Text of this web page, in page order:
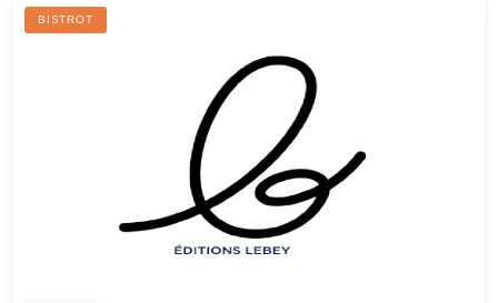
BISTROT